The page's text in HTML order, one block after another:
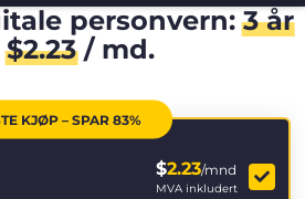
personvern:3 år
$2.23/ md.
KJØP – SPAR 83%
$2.23/mnd
MVA inkludert